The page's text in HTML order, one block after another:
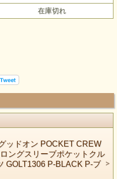
在庫切れ
ッドオン POCKET CREW
ングスリーブポケットクル
GOLT1306 P-BLACK P-ブ